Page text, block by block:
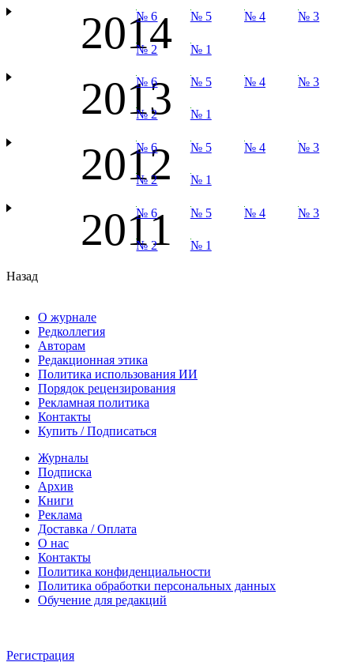
2014
№ 6 № 5 № 4 № 3
№ 2 № 1
2013
№ 6 № 5 № 4 № 3
№ 2 № 1
2012
№ 6 № 5 № 4 № 3
№ 2 № 1
2011
№ 6 № 5 № 4 № 3
№ 2 № 1
Назад
О журнале
Редколлегия
Авторам
Редакционная этика
Политика использования ИИ
Порядок рецензирования
Рекламная политика
Контакты
Купить / Подписаться
Журналы
Подписка
Архив
Книги
Реклама
Доставка / Оплата
О нас
Контакты
Политика конфиденциальности
Политика обработки персональных данных
Обучение для редакций
Регистрация